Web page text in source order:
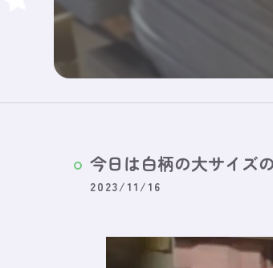
今日は白柄の大サイズの
2023/11/16